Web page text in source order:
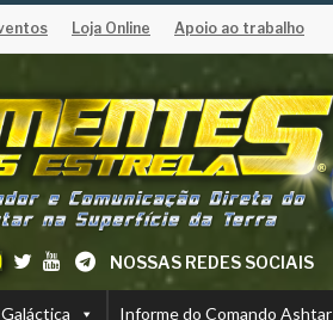
Loja Online Apoio ao trabalho
NOSSAS REDES SOCIAIS
Informe do Comando Ashtar